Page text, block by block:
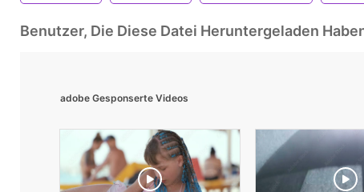
Benutzer, Die Diese Datei Heruntergeladen
adobe Gesponserte Videos